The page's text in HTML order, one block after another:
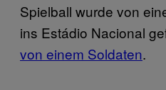
Spielball wurde von
ins Estádio Nacional
von einem Soldaten.